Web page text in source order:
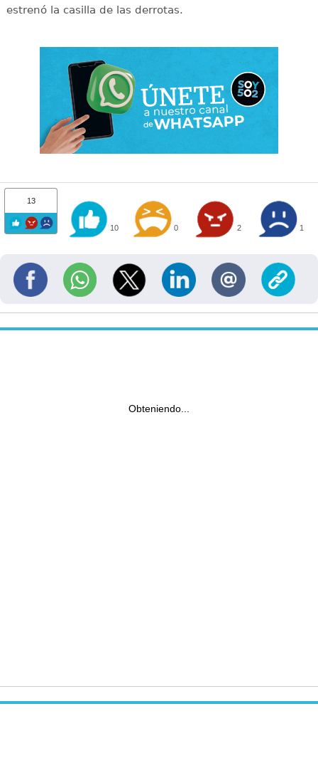
estrenó la casilla de las derrotas.
13
10 0 2 1
Obteniendo...